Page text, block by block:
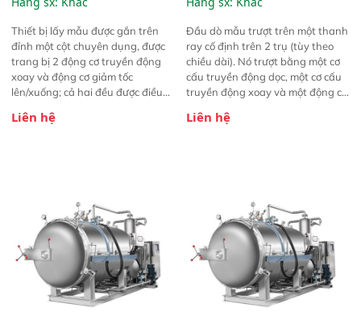
System
Thiết bị lấy mẫu được gắn trên
đỉnh một cột chuyên dụng, được
trang bị 2 động cơ truyền động
xoay và động cơ giảm tốc
lên/xuống; cả hai đều được điều
biến đổi để tăng mô-men xoắn,
phủ hơn 60% diện tích của một rơ
moóc xe tải thông thường.
Liên hệ
Sampling System
Đầu dò mẫu trượt trên một thanh
ray cố định trên 2 trụ (tùy theo
chiều dài). Nó trượt bằng một cơ
cấu truyền động dọc, một cơ cấu
truyền động xoay và một động cơ
được điều khiển bằng bộ điều
mẫu đại diện tối ưu, đầu dò được
thiết kế hai lớp để lấy mẫu lõi hiệu
quả theo khái niệm ống đôi với
luồng khí. Mẫu được vận chuyển
bằng ống chống tĩnh điện và đạt
tiêu chuẩn thực phẩm đường kính
50mm. Tuabin hút chân không và
hộp điện được đặt ở một trụ hoặc
Liên hệ